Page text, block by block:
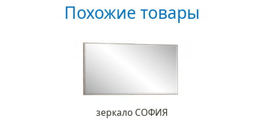
Похожие товары
зеркало СОФИЯ